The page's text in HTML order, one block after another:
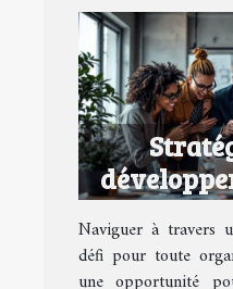
en
Naviguer à travers
défi pour toute
une opportunité